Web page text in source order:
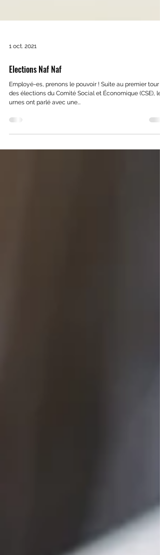
1 oct. 2021
Elections Naf Naf
Employé-es, prenons le pouvoir ! Suite au premier tour
urnes ont parlé avec une...